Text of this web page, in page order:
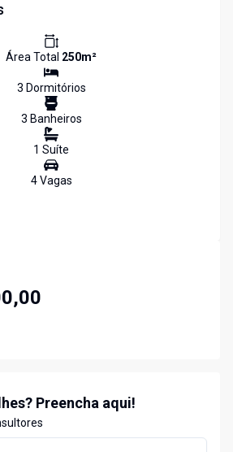
Área Total 250m²
3 Dormitórios
3 Banheiros
1 Suíte
4Vagas
Preencha aqui!